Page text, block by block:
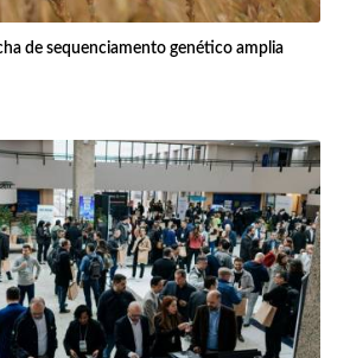
de sequenciamento genético amplia